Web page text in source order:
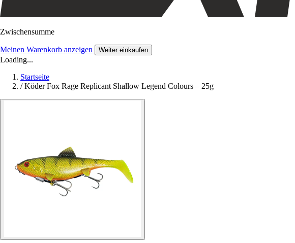
Zwischensumme
Meinen Warenkorb anzeigen Weiter einkaufen
Loading...
Startseite
/ Köder Fox Rage Replicant Shallow Legend Colours – 25g